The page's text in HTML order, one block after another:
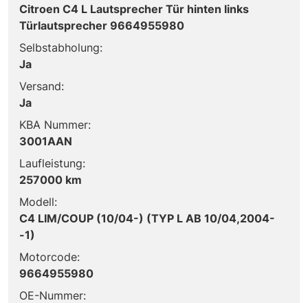
Citroen C4 L Lautsprecher Tür hinten links
Türlautsprecher 9664955980
Selbstabholung:
Ja
Versand:
Ja
KBA Nummer:
3001AAN
Laufleistung:
257000 km
Modell:
C4 LIM/COUP (10/04-) (TYP L AB 10/04,2004-
-1)
Motorcode:
9664955980
OE-Nummer: